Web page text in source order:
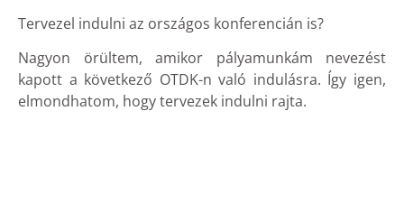
Tervezel indulni az országos konferencián is?
Nagyon örültem, amikor pályamunkám nevezést
kapott a következő OTDK-n való indulásra. Így igen,
elmondhatom, hogy tervezek indulni rajta.